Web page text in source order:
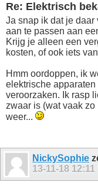
Re: Elektrisch
Ja snap ik dat je daar
aan te passen aan
Krijg je alleen een
kosten, of ook iets
Hmm oordoppen, ik
elektrische
veroorzaken. Ik rasp
zwaar is (wat vaak
weer...
NickySophie
13-11-18 12:11